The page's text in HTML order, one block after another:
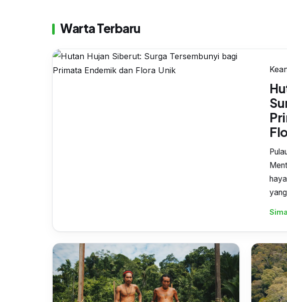
Warta Terbaru